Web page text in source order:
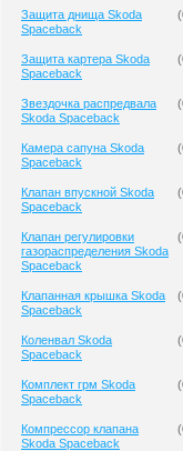
Защита днища Skoda
Spaceback
(
Защита картера Skoda
Spaceback
(
Звездочка распредвала
Skoda Spaceback
(
Камера сапуна Skoda
Spaceback
(
Клапан впускной Skoda
Spaceback
(
Клапан регулировки
газораспределения Skoda
Spaceback
(
Клапанная крышка Skoda
Spaceback
(
Коленвал Skoda
Spaceback
(
Комплект грм Skoda
Spaceback
(
Компрессор клапана
Skoda Spaceback
(